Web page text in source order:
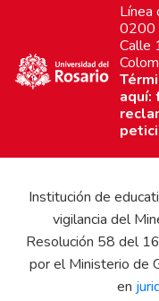
0200
Calle
aquí:
Institución de
vigilancia del
Resolución 58 del
por el Ministerio de
en